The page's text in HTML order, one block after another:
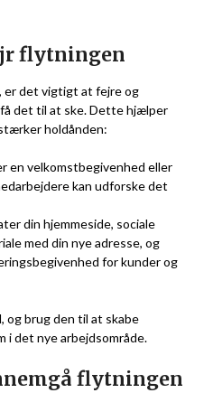
flytningen
er det vigtigt at fejre og
det til at ske. Dette hjælper
holdånden:
en velkomstbegivenhed eller
kan udforske det
din hjemmeside, sociale
med din nye adresse, og
for kunder og
og brug den til at skabe
i det nye arbejdsområde.
flytningen